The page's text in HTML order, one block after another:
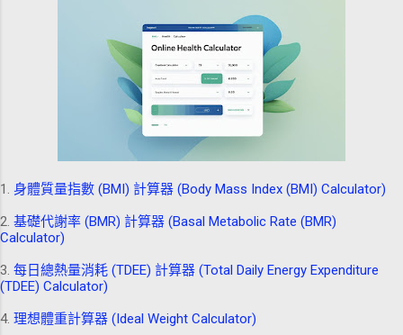
1. 身體質量指數 (BMI) 計算器 (Body Mass Index (BMI) Calculator)
2. 基礎代謝率 (BMR) 計算器 (Basal Metabolic Rate (BMR)
Calculator)
3. 每日總熱量消耗 (TDEE) 計算器 (Total Daily Energy Expenditure
(TDEE) Calculator)
4. 理想體重計算器 (Ideal Weight Calculator)